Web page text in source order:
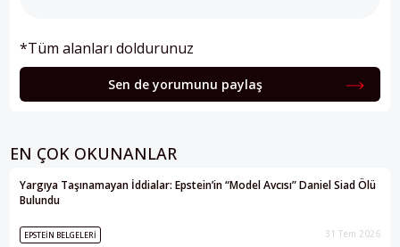
*Tüm alanları doldurunuz
Sen de yorumunu paylaş
EN ÇOK OKUNANLAR
Yargıya Taşınamayan İddialar: Epstein’in “Model Avcısı” Daniel Siad Ölü
Bulundu
EPSTEIN BELGELERI 31 Tem 2026